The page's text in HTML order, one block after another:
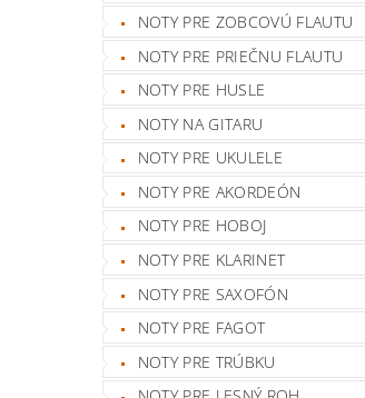
NOTY PRE ZOBCOVÚ FLAUTU
NOTY PRE PRIEČNU FLAUTU
NOTY PRE HUSLE
NOTY NA GITARU
NOTY PRE UKULELE
NOTY PRE AKORDEÓN
NOTY PRE HOBOJ
NOTY PRE KLARINET
NOTY PRE SAXOFÓN
NOTY PRE FAGOT
NOTY PRE TRÚBKU